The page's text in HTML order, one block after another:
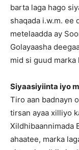
barta laga hago
shaqada i.w.m. ee
metelaadda ay
Golayaasha
mid si guud
Siyaasiyiinta iyo
Tiro aan badnayn
tirsan ayaa xilliyo
Xildhibaannimada
ahaatee, marka